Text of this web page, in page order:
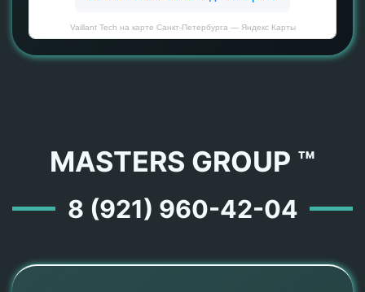
Vaillant Tech на карте Санкт‑Петербурга — Яндекс Карты
MASTERS GROUP ™
8 (921) 960-42-04